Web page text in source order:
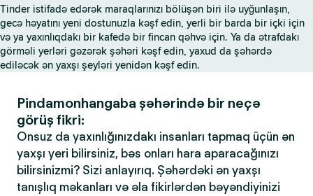
Tinder istifadə edərək maraqlarınızı bölüşən biri ilə uyğunlaşın,
gecə həyatını yeni dostunuzla kəşf edin, yerli bir barda bir içki için
və ya yaxınlıqdakı bir kafedə bir fincan qəhvə için. Ya da ətrafdakı
görməli yerləri gəzərək şəhəri kəşf edin, yaxud da şəhərdə
ediləcək ən yaxşı şeyləri yenidən kəşf edin.
Pindamonhangaba şəhərində bir neçə
görüş fikri:
Onsuz da yaxınlığınızdakı insanları tapmaq üçün ən
yaxşı yeri bilirsiniz, bəs onları hara aparacağınızı
bilirsinizmi? Sizi anlayırıq. Şəhərdəki ən yaxşı
tanışlıq məkanları və əla fikirlərdən bəyəndiyinizi